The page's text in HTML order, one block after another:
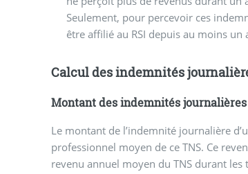
Seulement, pour percevoir ces
être affilié au RSI depuis au moins un
Calcul des indemnités
Montant des indemnités journalières
Le montant de l’indemnité journalière
professionnel moyen de ce TNS. Ce
revenu annuel moyen du TNS durant les